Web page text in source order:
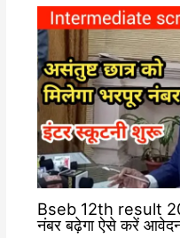
Bseb 12th result
नंबर बढ़ेगा ऐसे करें